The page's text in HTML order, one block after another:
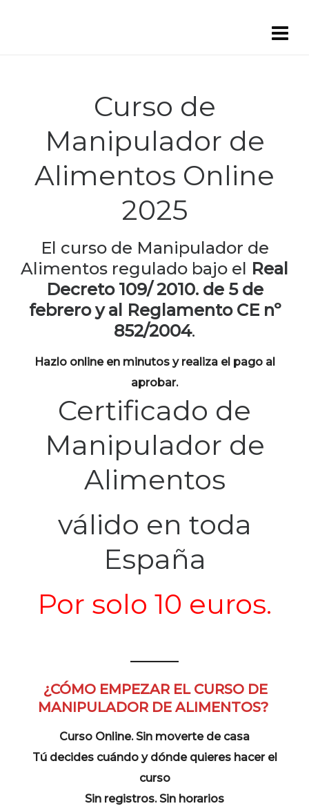
Curso de
Manipulador de
Alimentos Online
2025
El curso de Manipulador de
Alimentos regulado bajo el Real
Decreto 109/ 2010. de 5 de
febrero y al Reglamento CE nº
852/2004.
Hazlo online en minutos y realiza el pago al
aprobar.
Certificado de
Manipulador de
Alimentos
válido en toda
España
Por solo 10 euros.
¿CÓMO EMPEZAR EL CURSO DE
MANIPULADOR DE ALIMENTOS?
Curso Online. Sin moverte de casa
Tú decides cuándo y dónde quieres hacer el
curso
Sin registros. Sin horarios